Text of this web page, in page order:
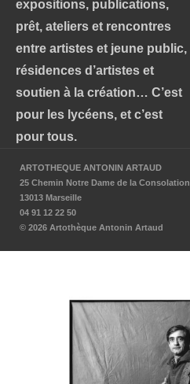
expositions, publications,
prêt, ateliers et rencontres
entre artistes et jeune public,
résidences d’artistes et
soutien à la création… C’est
pour les lycéens, et c’est
pour tous.
ARTOTHEQUE ANTONIN ARTAUD
25 Chemin Notre Dame de la Consolation
13013 Marseille
04 91 12 22 50
© 2026 Artothèque Antonin Artaud